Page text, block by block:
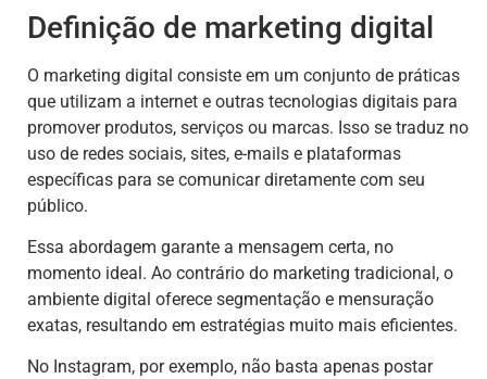
Definição de marketing digital
O marketing digital consiste em um conjunto de práticas
que utilizam a internet e outras tecnologias digitais para
promover produtos, serviços ou marcas. Isso se traduz no
uso de redes sociais, sites, e-mails e plataformas
específicas para se comunicar diretamente com seu
público.
Essa abordagem garante a mensagem certa, no
momento ideal. Ao contrário do marketing tradicional, o
ambiente digital oferece segmentação e mensuração
exatas, resultando em estratégias muito mais eficientes.
No Instagram, por exemplo, não basta apenas postar